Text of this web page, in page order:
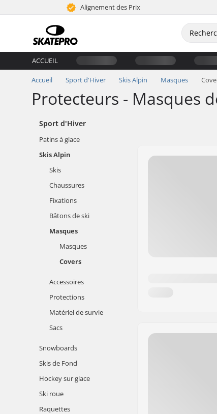
Alignement des Prix
ACCUEIL
Accueil Sport d'Hiver Skis Alpin Masques
Protecteurs - Masques
Sport d'Hiver
Patins à glace
Skis Alpin
Skis
Chaussures
Fixations
Bâtons de ski
Masques
Masques
Covers
Accessoires
Protections
Matériel de survie
Sacs
Snowboards
Skis de Fond
Hockey sur glace
Ski roue
Raquettes